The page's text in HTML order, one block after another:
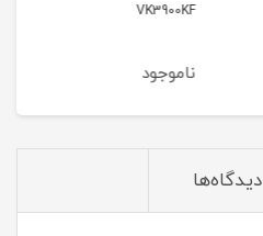
VK3900KF
ناموجود
دیدگاه‌ها